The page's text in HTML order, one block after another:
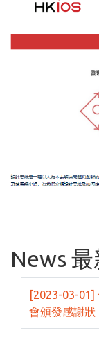
News
[2023-03-01]
會頒發感謝狀